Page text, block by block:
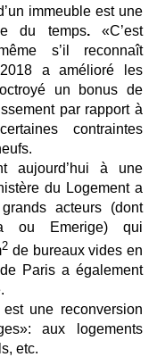
immeuble est une
du temps.«C’est
s’il reconnaît
a amélioré
les
un bonus de
par rapport à
contraintes
aujourd’hui à une
du Logement a
acteurs (dont
ou Emerige) qui
2 de bureaux vides en
Paris a également
une reconversion
aux logements
etc.